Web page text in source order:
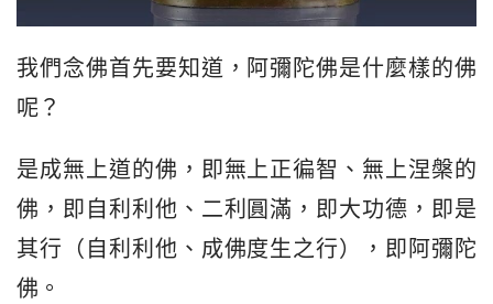
我們念佛首先要知道，阿彌陀佛是什麼樣的佛
呢？
是成無上道的佛，即無上正徧智、無上涅槃的
佛，即自利利他、二利圓滿，即大功德，即是
其行（自利利他、成佛度生之行），即阿彌陀
佛。